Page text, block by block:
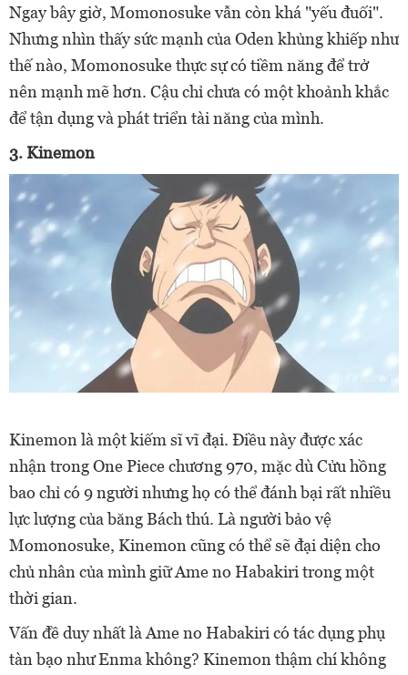
Ngay bây giờ, Momonosuke vẫn còn khá "yếu đuối".
Nhưng nhìn thấy sức mạnh của Oden khủng khiếp như
thế nào, Momonosuke thực sự có tiềm năng để trở
nên mạnh mẽ hơn. Cậu chỉ chưa có một khoảnh khắc
để tận dụng và phát triển tài năng của mình.
3. Kinemon
Kinemon là một kiếm sĩ vĩ đại. Điều này được xác
nhận trong One Piece chương 970, mặc dù Cửu hồng
bao chỉ có 9 người nhưng họ có thể đánh bại rất nhiều
lực lượng của băng Bách thú. Là người bảo vệ
Momonosuke, Kinemon cũng có thể sẽ đại diện cho
chủ nhân của mình giữ Ame no Habakiri trong một
thời gian.
Vấn đề duy nhất là Ame no Habakiri có tác dụng phụ
tàn bạo như Enma không? Kinemon thậm chí không